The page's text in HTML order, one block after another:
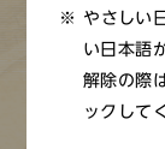
ている。承徳
が、1191（建
こうげんじ）
やさしい
い日本語
解除の際
ックして